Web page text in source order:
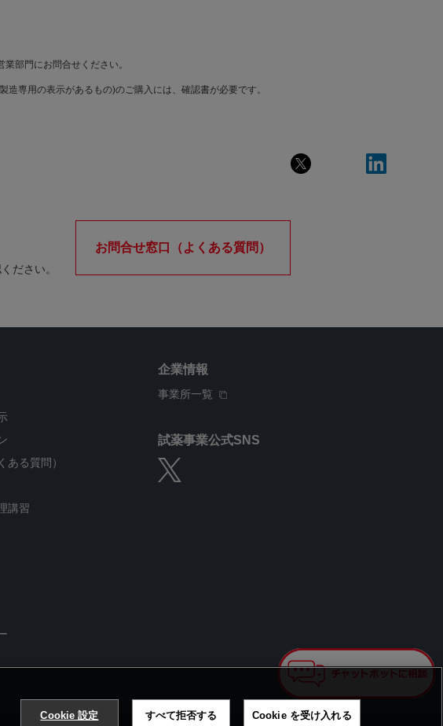
部門にお問合せください。
専用の表示があるもの)のご購入には、確認書が必要です。
ださい。
お問合せ窓口（よくある質問）
ある質問）
講習
企業情報
事業所一覧
試薬事業公式SNS
Cookie 設定 すべて拒否する Cookie を受け入れる